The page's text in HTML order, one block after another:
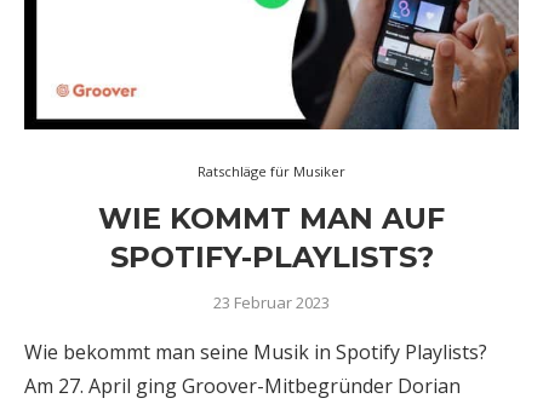
Ratschläge für Musiker
WIE KOMMT MAN AUF
SPOTIFY-PLAYLISTS?
23 Februar 2023
Wie bekommt man seine Musik in Spotify Playlists?
Am 27. April ging Groover-Mitbegründer Dorian